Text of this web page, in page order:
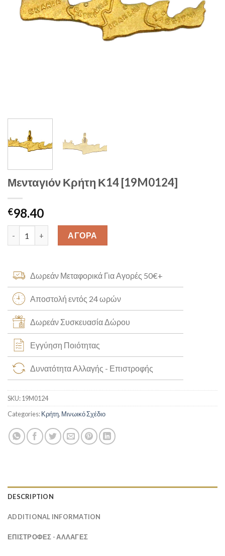
Μενταγιόν Κρήτη Κ14 [19M0124]
€98.40
Μενταγιόν Κρήτη Κ14 [19M0124] quantity
ΑΓΟΡΑ
Δωρεάν Μεταφορικά Για Αγορές 50€+
Αποστολή εντός 24 ωρών
Δωρεάν Συσκευασία Δώρου
Εγγύηση Ποιότητας
Δυνατότητα Αλλαγής - Επιστροφής
SKU:19M0124
Categories:Κρήτη, Μινωικό Σχέδιο
DESCRIPTION
ADDITIONAL INFORMATION
ΕΠΙΣΤΡΟΦΕΣ - ΑΛΛΑΓΕΣ